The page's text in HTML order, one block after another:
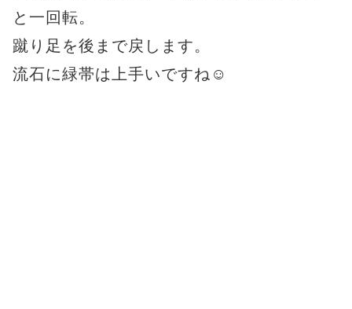
と一回転。
蹴り足を後まで戻します。
流石に緑帯は上手いですね☺️